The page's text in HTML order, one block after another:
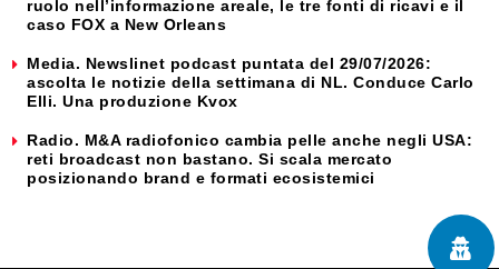
ruolo nell’informazione areale, le tre fonti di ricavi e il
caso FOX a New Orleans
Media. Newslinet podcast puntata del 29/07/2026:
ascolta le notizie della settimana di NL. Conduce Carlo
Elli. Una produzione Kvox
Radio. M&A radiofonico cambia pelle anche negli USA:
reti broadcast non bastano. Si scala mercato
posizionando brand e formati ecosistemici